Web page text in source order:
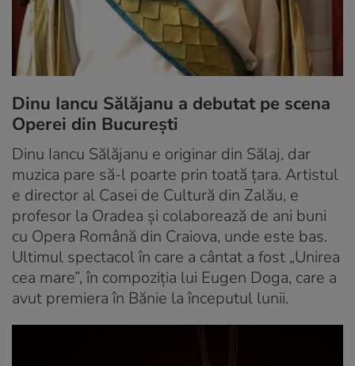
Dinu Iancu Sălăjanu a debutat pe scena
Operei din București
Dinu Iancu Sălăjanu e originar din Sălaj, dar
muzica pare să-l poarte prin toată țara. Artistul
e director al Casei de Cultură din Zalău, e
profesor la Oradea și colaborează de ani buni
cu Opera Română din Craiova, unde este bas.
Ultimul spectacol în care a cântat a fost „Unirea
cea mare”, în compoziția lui Eugen Doga, care a
avut premiera în Bănie la începutul lunii.